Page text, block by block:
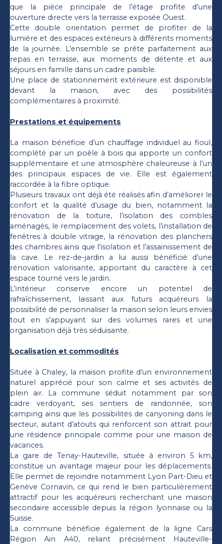
que la pièce principale de l’étage profite d’une
ouverture directe vers la terrasse exposée Ouest.
Cette double orientation permet de profiter de la
lumière et des espaces extérieurs à différents moments
de la journée. L’ensemble se prête parfaitement aux
repas en terrasse, aux moments de détente et aux
séjours en famille dans un cadre paisible.
Une place de stationnement extérieure est disponible
devant la maison, avec des possibilités
complémentaires à proximité.
Prestations et équipements
La maison bénéficie d’un chauffage individuel au fioul,
complété par un poêle à bois qui apporte un confort
supplémentaire et une atmosphère chaleureuse à l’un
des principaux espaces de vie. Elle est également
raccordée à la fibre optique.
Plusieurs travaux ont déjà été réalisés afin d’améliorer le
confort et la qualité d’usage du bien, notamment la
rénovation de la toiture, l’isolation des combles
aménagés, le remplacement des volets, l’installation de
fenêtres à double vitrage, la rénovation des planchers
des chambres ainsi que l’isolation et l’assainissement de
la cave. Le rez-de-jardin a lui aussi bénéficié d’une
rénovation valorisante, apportant du caractère à cet
espace tourné vers le jardin.
L’intérieur conserve encore un potentiel de
rafraîchissement, laissant aux futurs acquéreurs la
possibilité de personnaliser la maison selon leurs envies
tout en s’appuyant sur des volumes rares et une
organisation déjà très séduisante.
Localisation et commodités
Située à Chaley, la maison profite d’un environnement
naturel apprécié pour son calme et ses activités de
plein air. La commune séduit notamment par son
cadre verdoyant, ses sentiers de randonnée, son
camping ainsi que les possibilités de canyoning dans le
secteur, autant d’atouts qui renforcent son attrait pour
une résidence principale comme pour une maison de
vacances.
La gare de Tenay-Hauteville, située à environ 5 km,
constitue un avantage majeur pour les déplacements.
Elle permet de rejoindre notamment Lyon Part-Dieu et
Genève Cornavin, ce qui rend le bien particulièrement
attractif pour les acquéreurs recherchant une maison
secondaire accessible depuis la région lyonnaise ou la
Suisse.
La commune bénéficie également de la ligne Cars
Région Ain A40, reliant précisément Hauteville-